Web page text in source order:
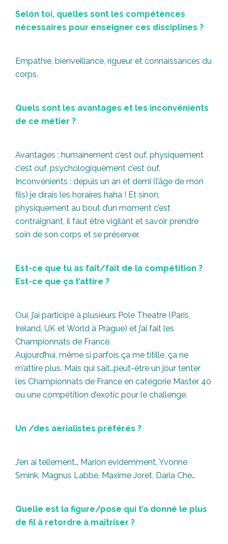
Selon toi, quelles sont les compétences
nécessaires pour enseigner ces disciplines ?
Empathie, bienveillance, rigueur et connaissances du
corps.
Quels sont les avantages et les inconvénients
de ce métier ?
Avantages : humainement c’est ouf, physiquement
c’est ouf, psychologiquement c’est ouf.
Inconvénients : depuis un an et demi (l’âge de mon
fils) je dirais les horaires haha ! Et sinon,
physiquement au bout d’un moment c’est
contraignant, il faut être vigilant et savoir prendre
soin de son corps et se préserver.
Est-ce que tu as fait/fait de la compétition ?
Est-ce que ça t’attire ?
Oui, j’ai participé à plusieurs Pole Theatre (Paris,
Ireland, UK et World à Prague) et j’ai fait les
Championnats de France.
Aujourd’hui, même si parfois ça me titille, ça ne
m’attire plus. Mais qui sait…peut-être un jour tenter
les Championnats de France en catégorie Master 40
ou une compétition d’exotic pour le challenge.
Un /des aerialistes préférés ?
J’en ai tellement… Marion évidemment, Yvonne
Smink, Magnus Labbe, Maxime Joret, Daria Che…
Quelle est la figure/pose qui t’a donné le plus
de fil à retordre à maîtriser ?